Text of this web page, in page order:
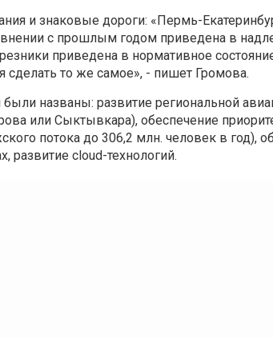
и знаковые дороги: «Пермь-
с прошлым годом приведена в
приведена в нормативное
сделать то же самое», - пишет Громова.
названы: развитие региональной
или Сыктывкара), обеспечение
потока до 306,2 млн. человек в год),
развитие cloud-технологий.